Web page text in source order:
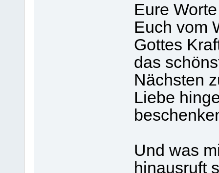
Eure
Euch vom
Gottes
das
Nächsten
Liebe
Und was
hinausruft